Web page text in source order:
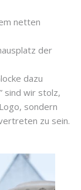
netten
der
dazu
sind wir stolz,
sondern
zu sein.